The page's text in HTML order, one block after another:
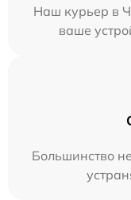
Наш курьер в
ваше
Большинство